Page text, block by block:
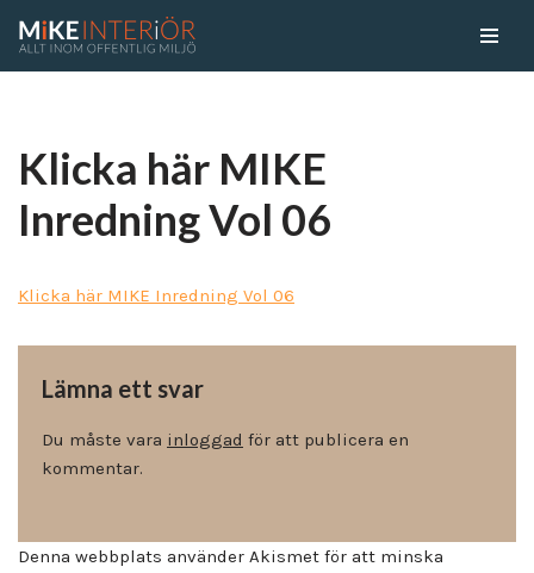
Klicka här MIKE
Inredning Vol 06
Klicka här MIKE Inredning Vol 06
Lämna ett svar
Du måste vara inloggad för att publicera en
kommentar.
Denna webbplats använder Akismet för att minska